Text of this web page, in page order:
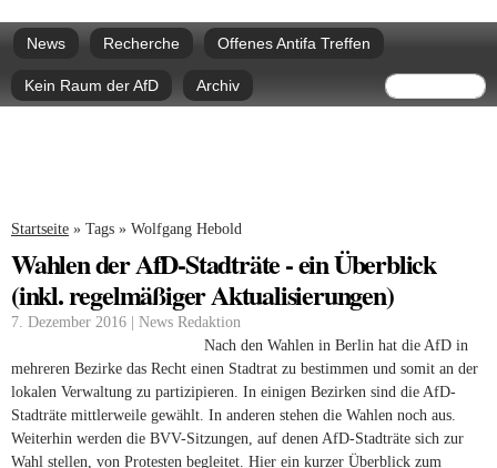
zum
Hauptmenü
News Recherche Offenes Antifa Treffen
Kein Raum der AfD Archiv Suche
Sie sind hier
Startseite » Tags » Wolfgang Hebold
Wahlen der AfD-Stadträte - ein Überblick
(inkl. regelmäßiger Aktualisierungen)
7. Dezember 2016 | News Redaktion
Nach den Wahlen in Berlin hat die AfD in
mehreren Bezirke das Recht einen Stadtrat zu bestimmen und somit an der
lokalen Verwaltung zu partizipieren. In einigen Bezirken sind die AfD-
Stadträte mittlerweile gewählt. In anderen stehen die Wahlen noch aus.
Weiterhin werden die BVV-Sitzungen, auf denen AfD-Stadträte sich zur
Wahl stellen, von Protesten begleitet. Hier ein kurzer Überblick zum